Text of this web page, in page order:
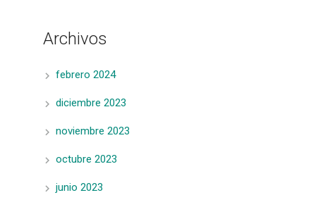
Archivos
febrero 2024
diciembre 2023
noviembre 2023
octubre 2023
junio 2023